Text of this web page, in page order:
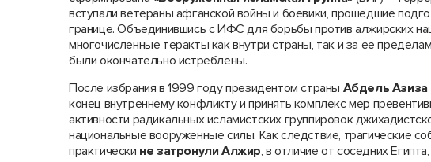
вступали ветераны афганской войны и боевики, прошедшие
границе. Объединившись с ИФС для борьбы против алжирских
многочисленные теракты как внутри страны, так и за ее
были окончательно истреблены.
После избрания в 1999 году президентом страны Абдель Азиза
конец внутреннему конфликту и принять комплекс мер
активности радикальных исламистских группировок
национальные вооруженные силы. Как следствие, трагические
практически не затронули Алжир, в отличие от соседних